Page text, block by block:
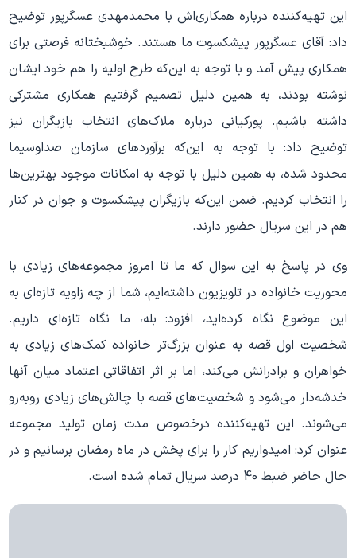
این تهیهکننده درباره همکاریاش با محمدمهدی عسگرپور توضیح
داد: آقای عسگرپور پیشکسوت ما هستند. خوشبختانه فرصتی برای
همکاری پیش آمد و با توجه به اینکه طرح اولیه را هم خود ایشان
نوشته بودند، به همین دلیل تصمیم گرفتیم همکاری مشترکی
داشته باشیم. پورکیانی درباره ملاکهای انتخاب بازیگران نیز
توضیح داد: با توجه به اینکه برآوردهای سازمان صداوسیما
محدود شده، به همین دلیل با توجه به امکانات موجود بهترینها
را انتخاب کردیم. ضمن اینکه بازیگران پیشکسوت و جوان در کنار
هم در این سریال حضور دارند.
وی در پاسخ به این سوال که ما تا امروز مجموعههای زیادی با
محوریت خانواده در تلویزیون داشتهایم، شما از چه زاویه تازهای به
این موضوع نگاه کردهاید، افزود: بله، ما نگاه تازهای داریم.
شخصیت اول قصه به عنوان بزرگتر خانواده کمکهای زیادی به
خواهران و برادرانش میکند، اما بر اثر اتفاقاتی اعتماد میان آنها
خدشهدار میشود و شخصیتهای قصه با چالشهای زیادی روبهرو
میشوند. این تهیهکننده درخصوص مدت زمان تولید مجموعه
عنوان کرد: امیدواریم کار را برای پخش در ماه رمضان برسانیم و در
حال حاضر ضبط 40 درصد سریال تمام شده است.